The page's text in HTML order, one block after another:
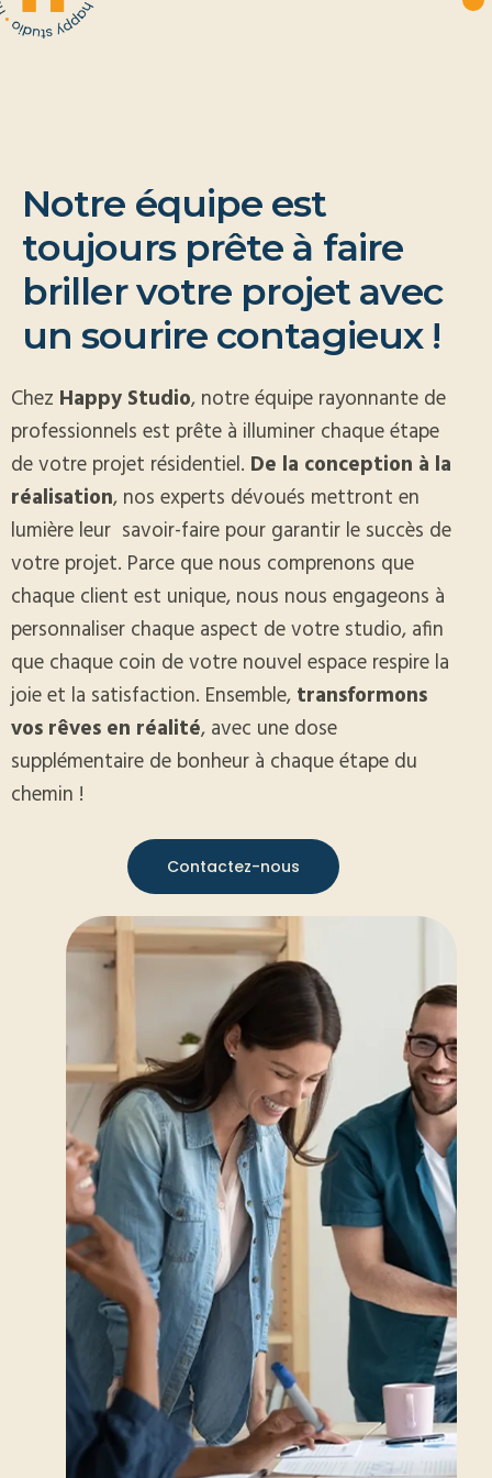
Notre équipe est
toujours prête à faire
brillervotre projet avec
un sourire contagieux !
Chez Happy Studio, notre équipe rayonnante de
professionnels est prête à illuminer chaque étape
de votre projet résidentiel. De la conception à la
réalisation, nos experts dévoués mettront en
lumière leur savoir-faire pour garantir le succès de
votre projet. Parce que nous comprenons que
chaque client est unique, nous nous engageons à
personnaliser chaque aspect de votre studio, afin
que chaque coin de votre nouvel espace respire la
joie et la satisfaction. Ensemble, transformons
vos rêves en réalité, avec une dose
supplémentaire de bonheur à chaque étape du
chemin !
Contactez-nous